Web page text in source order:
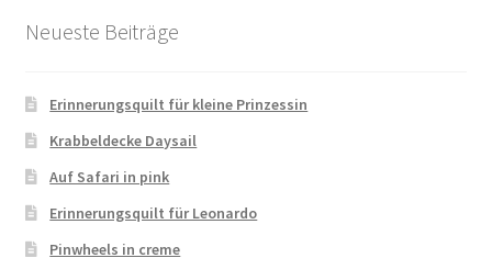
Neueste Beiträge
Erinnerungsquilt für kleine Prinzessin
Krabbeldecke Daysail
Auf Safari in pink
Erinnerungsquilt für Leonardo
Pinwheels in creme